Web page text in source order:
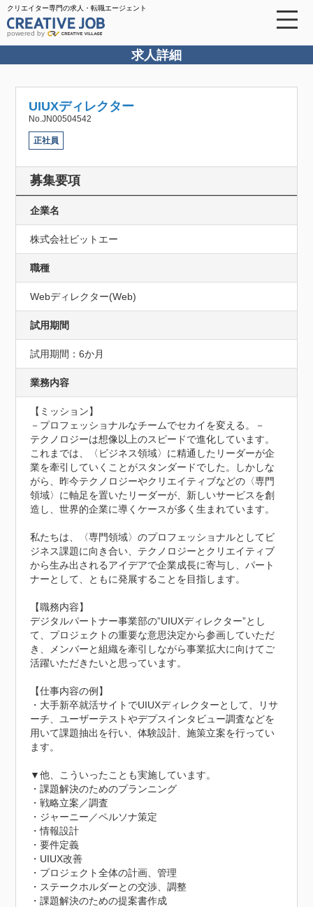
クリエイター専門の求人・転職エージェント
powered by
求人詳細
UIUXディレクター
No.JN00504542
正社員
募集要項
企業名
株式会社ビットエー
職種
Webディレクター(Web)
試用期間
試用期間：6か月
業務内容
【ミッション】
－プロフェッショナルなチームでセカイを変える。－
テクノロジーは想像以上のスピードで進化しています。
これまでは、〈ビジネス領域〉に精通したリーダーが企
業を牽引していくことがスタンダードでした。しかしな
がら、昨今テクノロジーやクリエイティブなどの〈専門
領域〉に軸足を置いたリーダーが、新しいサービスを創
造し、世界的企業に導くケースが多く生まれています。
私たちは、〈専門領域〉のプロフェッショナルとしてビ
ジネス課題に向き合い、テクノロジーとクリエイティブ
から生み出されるアイデアで企業成長に寄与し、パート
ナーとして、ともに発展することを目指します。
【職務内容】
デジタルパートナー事業部の”UIUXディレクター”とし
て、プロジェクトの重要な意思決定から参画していただ
き、メンバーと組織を牽引しながら事業拡大に向けてご
活躍いただきたいと思っています。
【仕事内容の例】
・大手新卒就活サイトでUIUXディレクターとして、リサ
ーチ、ユーザーテストやデプスインタビュー調査などを
用いて課題抽出を行い、体験設計、施策立案を行ってい
ます。
▼他、こういったことも実施しています。
・課題解決のためのプランニング
・戦略立案／調査
・ジャーニー／ペルソナ策定
・情報設計
・要件定義
・UIUX改善
・プロジェクト全体の計画、管理
・ステークホルダーとの交渉、調整
・課題解決のための提案書作成